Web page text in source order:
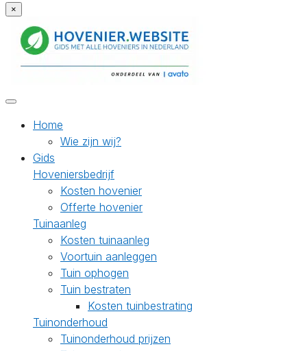
×
Home
Wie zijn wij?
Gids
Hoveniersbedrijf
Kosten hovenier
Offerte hovenier
Tuinaanleg
Kosten tuinaanleg
Voortuin aanleggen
Tuin ophogen
Tuin bestraten
Kosten tuinbestrating
Tuinonderhoud
Tuinonderhoud prijzen